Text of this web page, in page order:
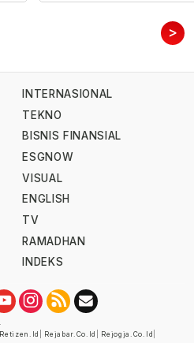
>
INTERNASIONAL
TEKNO
BISNIS FINANSIAL
ESGNOW
VISUAL
ENGLISH
TV
RAMADHAN
INDEKS
Retizen.id Rejabar.co.id Rejogja.co.id